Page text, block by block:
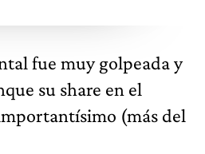
fue muy golpeada y
su share en el
(más del